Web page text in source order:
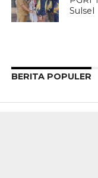
Sulsel
BERITA POPULER